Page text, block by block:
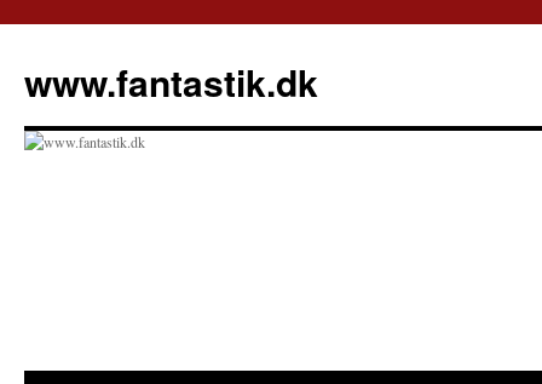
indhold
www.fantastik.dk